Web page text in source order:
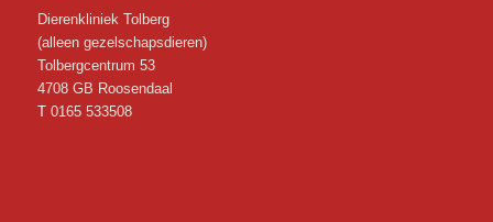
Dierenkliniek Tolberg
(alleen gezelschapsdieren)
Tolbergcentrum 53
4708 GB Roosendaal
T 0165 533508